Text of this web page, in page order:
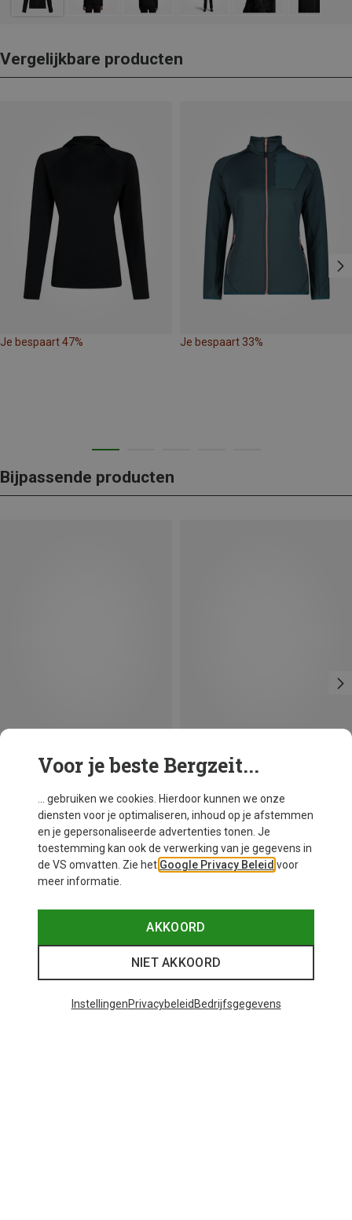
Vergelijkbare producten
Je bespaart 47% Je bespaart 33%
Bijpassende producten
Je bespaart 24% Je bespaart 15%
Voor je beste Bergzeit...
... gebruiken we cookies. Hierdoor kunnen we onze
diensten voor je optimaliseren, inhoud op je afstemmen
en je gepersonaliseerde advertenties tonen. Je
toestemming kan ook de verwerking van je gegevens in
de VS omvatten. Zie het Google Privacy Beleid voor
meer informatie.
AKKOORD
NIET AKKOORD
InstellingenPrivacybeleid Bedrijfsgegevens